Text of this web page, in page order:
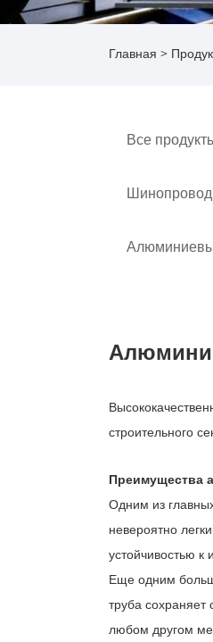
Главная >
Все
строительного
Преимущества
Одним из
невероятно
устойчивостью
Еще одним
труба
любом другом